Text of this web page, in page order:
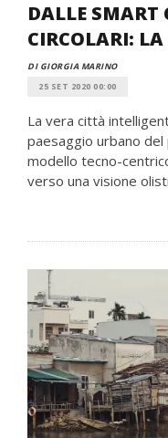
DALLE SMART
CIRCOLARI:
DI GIORGIA MARINO
25 SET 2020 00:00
La vera città
paesaggio urbano
modello tecno-
verso una visione